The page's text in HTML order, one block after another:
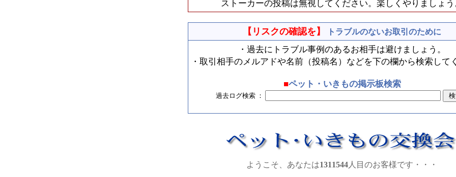
ストーカーの投稿は無視してください。楽しくやりましょ
【リスクの確認を】 トラブルのないお取引のために
・過去にトラブル事例のあるお相手は避けましょう。
・取引相手のメルアドや名前（投稿名）などを下の欄から検索して
■ペット・いきもの掲示板検索
過去ログ検索 ：
ようこそ、あなたは1311544 人目のお客様です・・・